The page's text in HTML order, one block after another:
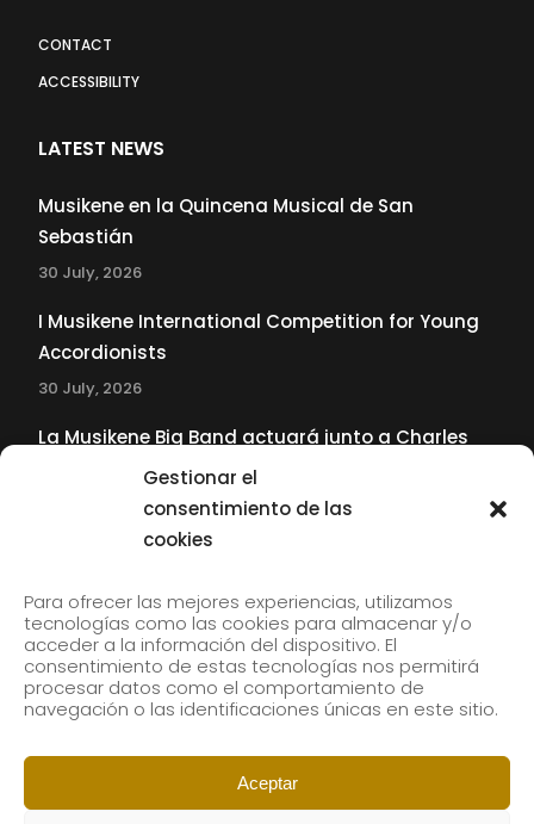
Gestionar el
consentimiento de las
cookies
Para ofrecer las mejores experiencias, utilizamos
tecnologías como las cookies para almacenar y/o
acceder a la información del dispositivo. El
consentimiento de estas tecnologías nos permitirá
procesar datos como el comportamiento de
navegación o las identificaciones únicas en este sitio.
Aceptar
CONTACT
ACCESSIBILITY
LATEST NEWS
Musikene en la Quincena Musical de San
Sebastián
30 July, 2026
I Musikene International Competition for Young
Accordionists
30 July, 2026
La Musikene Big Band actuará junto a Charles
Tolliver en el 61 Jazzaldia
Subscribe to our newsletter to receive our news by
email.